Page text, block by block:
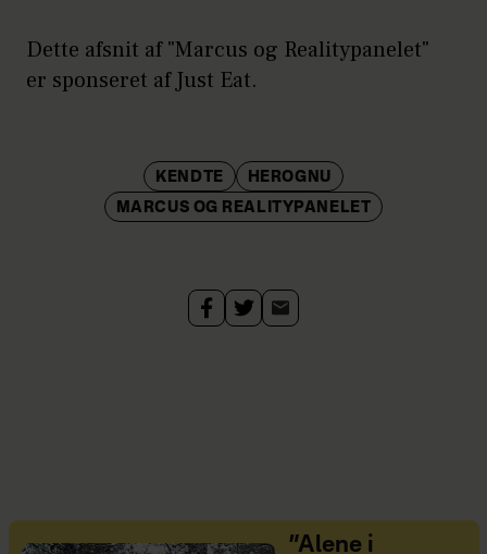
Dette afsnit af "Marcus og Realitypanelet"
er sponseret af Just Eat.
KENDTE
HEROGNU
MARCUS OG REALITYPANELET
”Alene i